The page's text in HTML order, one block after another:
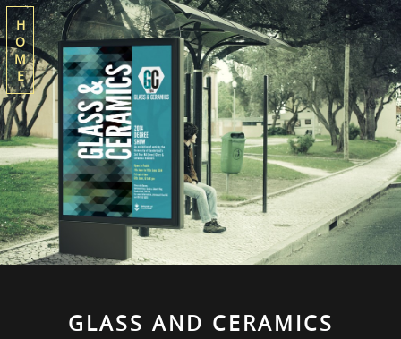
H
O
M
E
GLASS AND CERAMICS